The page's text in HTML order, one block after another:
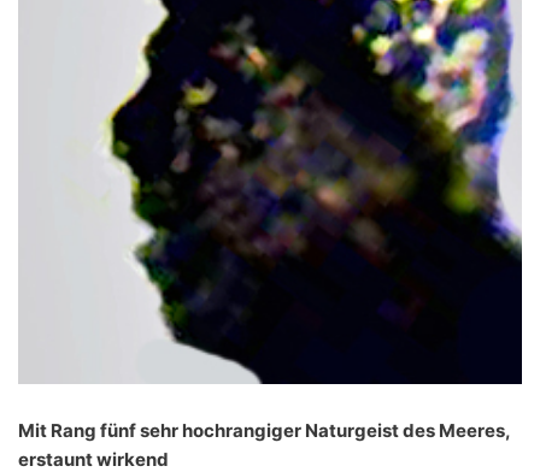
Mit Rang fünf sehr hochrangiger Naturgeist des Meeres,
erstaunt wirkend